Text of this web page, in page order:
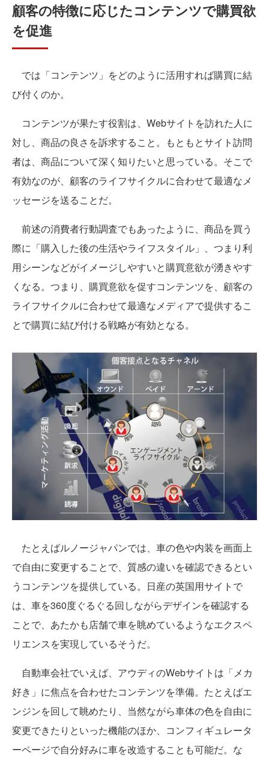
顧客の特徴に応じたコンテンツで購買欲
を促進
では「コンテンツ」をどのように活用すれば購買に結
び付くのか。
コンテンツが果たす役割は、Webサイトを訪れた人に
対し、商品の良さを訴求すること。もともとサイト訪問
者は、商品について深く知りたいと思っている。そこで
有効なのが、顧客のライフサイクルに合わせて最適なメ
ッセージを送ることだ。
前述の消費者行動調査でもあったように、商品を買う
際に「購入した後の生活やライフスタイル」、つまり利
用シーンなどがイメージしやすいと購買意欲が湧きやす
くなる。つまり、購買意欲を促すコンテンツを、顧客の
ライフサイクルに合わせて最適なメディアで提供するこ
とで購買に結び付ける戦略が有効となる。
たとえばルノージャパンでは、車の色や内装を画面上
で自由に変更することで、質感の違いを確認できるとい
うコンテンツを提供している。日産の英国用サイトで
は、車を360度ぐるぐる回しながらデザインを確認する
ことで、あたかも店舗で車を眺めているようなエクスペ
リエンスを実現しているそうだ。
自動車会社でいえば、アウディのWebサイトは「メカ
好き」に焦点を合わせたコンテンツを準備。たとえばエ
ンジンを回して眺めたり、当然ながら車体の色を自由に
変更できたりといった機能のほか、コンフィギュレータ
ーページで自分好みに車を改造することも可能だ。な